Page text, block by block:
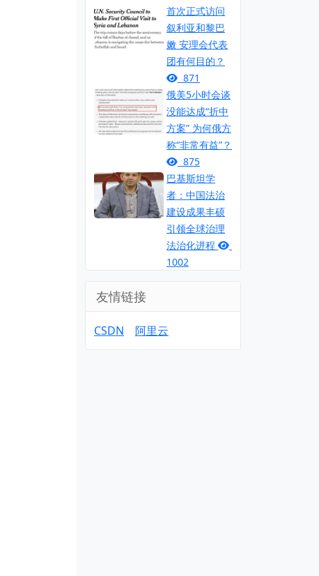
首次正式访问
叙利亚和黎巴
嫩 安理会代表
团有何目的？
871
俄美5小时会谈
没能达成“折中
方案” 为何俄方
称“非常有益”？
875
巴基斯坦学
者：中国法治
建设成果丰硕
引领全球治理
法治化进程
1002
友情链接
CSDN 阿里云